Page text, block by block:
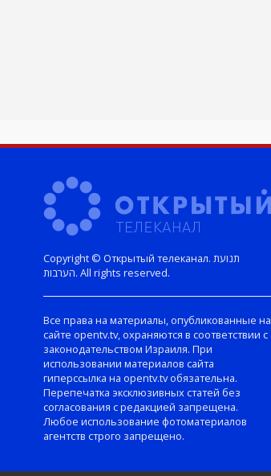
Copyright © Открытый телеканал. תנועת
הערבות. All rights reserved.
Все права на материалы, опубликованные на
сайте opentv.tv, охраняются в соответствии с
законодательством Израиля. При
использовании материалов сайта
гиперссылка на opentv.tv обязательна.
Перепечатка эксклюзивных статей без
согласования с редакцией запрещена.
Любое использование фотоматериалов
агентств строго запрещено.